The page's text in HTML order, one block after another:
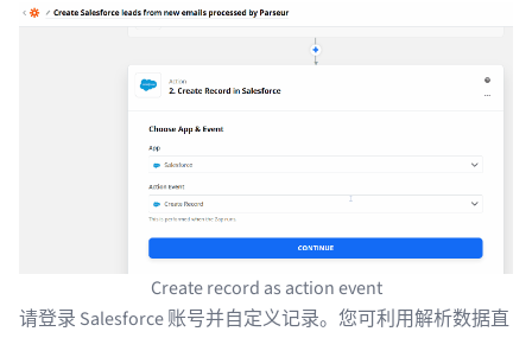
Create record as action event
请登录 Salesforce 账号并自定义记录。您可利用解析数据直